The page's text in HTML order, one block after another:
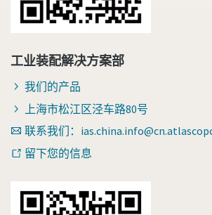
工业装配解决方案部
我们的产品
上海市松江区泾车路80号
联系我们：
留下您的信息